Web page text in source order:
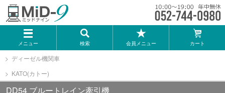
メニュー 検索 会員メニュー カート
メーカー一覧
TOMIX
KATO
ディーゼル機関車
KATO(カトー)
DD54 ブルートレイン牽引機